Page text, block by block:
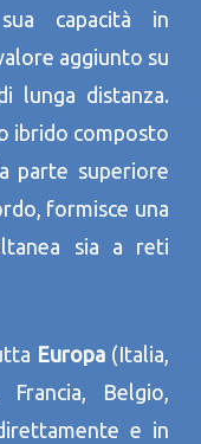
capacità in
aggiunto su
lunga distanza.
ibrido composto
parte superiore
formisce una
sia a reti
Europa (Italia,
Francia, Belgio,
e in